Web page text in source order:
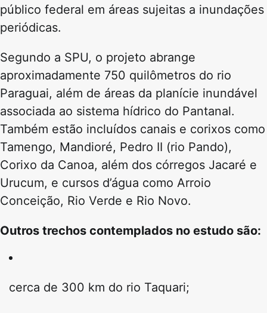
público federal em áreas sujeitas a inundações
periódicas.
Segundo a SPU, o projeto abrange
aproximadamente 750 quilômetros do rio
Paraguai, além de áreas da planície inundável
associada ao sistema hídrico do Pantanal.
Também estão incluídos canais e corixos como
Tamengo, Mandioré, Pedro II (rio Pando),
Corixo da Canoa, além dos córregos Jacaré e
Urucum, e cursos d’água como Arroio
Conceição, Rio Verde e Rio Novo.
Outros trechos contemplados no estudo são:
cerca de 300 km do rio Taquari;